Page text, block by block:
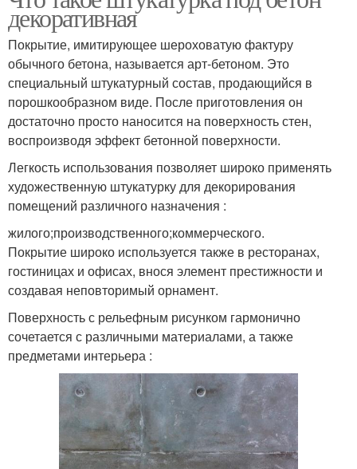
декоративная
Покрытие, имитирующее шероховатую фактуру
обычного бетона, называется арт-бетоном. Это
специальный штукатурный состав, продающийся в
порошкообразном виде. После приготовления он
достаточно просто наносится на поверхность стен,
воспроизводя эффект бетонной поверхности.
Легкость использования позволяет широко применять
художественную штукатурку для декорирования
помещений различного назначения :
жилого;производственного;коммерческого.
Покрытие широко используется также в ресторанах,
гостиницах и офисах, внося элемент престижности и
создавая неповторимый орнамент.
Поверхность с рельефным рисунком гармонично
сочетается с различными материалами, а также
предметами интерьера :